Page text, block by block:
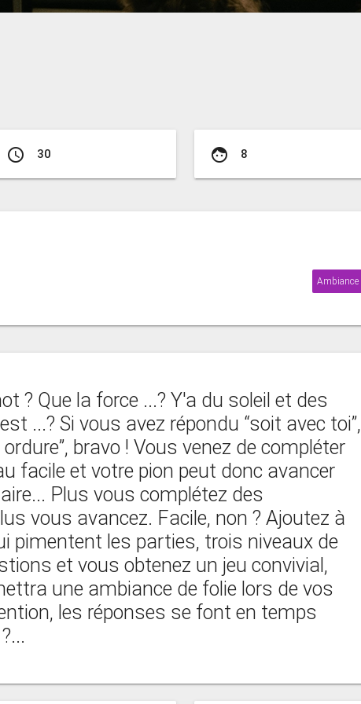
access_time 30 face 8
Ambiance
? Que la force ...? Y'a du soleil et des
...? Si vous avez répondu “soit avec toi”,
bravo ! Vous venez de compléter
facile et votre pion peut donc avancer
Plus vous complétez des
vous avancez. Facile, non ? Ajoutez à
pimentent les parties, trois niveaux de
et vous obtenez un jeu convivial,
une ambiance de folie lors de vos
les réponses se font en temps